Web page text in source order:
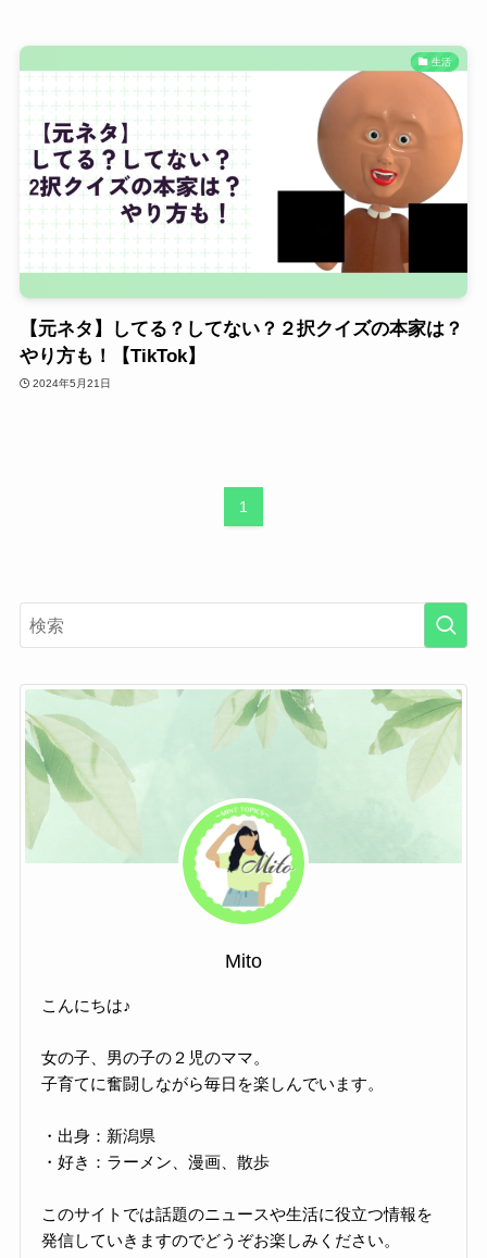
生活
【元ネタ】してる？してない？２択クイズの本家は？
やり方も！【TikTok】
2024年5月21日
1
Mito
こんにちは♪
女の子、男の子の２児のママ。
子育てに奮闘しながら毎日を楽しんでいます。
・出身：新潟県
・好き：ラーメン、漫画、散歩
このサイトでは話題のニュースや生活に役立つ情報を
発信していきますのでどうぞお楽しみください。